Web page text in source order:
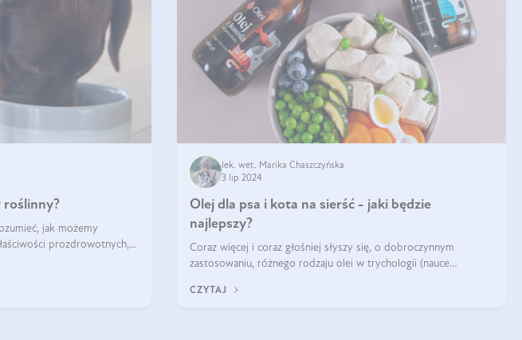
roślinny?
jak możemy
prozdrowotnych,
lek. wet. Marika Chaszczyńska
3 lip 2024
Olej dla psa i kota na sierść - jaki będzie
najlepszy?
Coraz więcej i coraz głośniej słyszy się, o dobroczynnym
zastosowaniu, różnego rodzaju olei w trychologii (nauce
sprawdzają się przy wypadan
CZYTAJ